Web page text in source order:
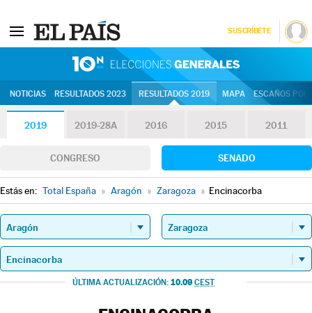
SUSCRÍBETE
NOTICIAS RESULTADOS 2023 RESULTADOS 2019 MAPA ESCAÑOS
2019 2019-28A 2016 2015 2011
CONGRESO SENADO
Estás en: Total España » Aragón » Zaragoza » Encinacorba
ÚLTIMA ACTUALIZACIÓN: 10.09 CEST